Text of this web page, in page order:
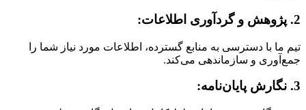
2. پژوهش و گردآوری اطلاعات:
تیم ما با دسترسی به منابع گسترده، اطلاعات مورد نیاز شما را
جمع‌آوری و سازماندهی می‌کند.
3. نگارش پایان‌نامه: